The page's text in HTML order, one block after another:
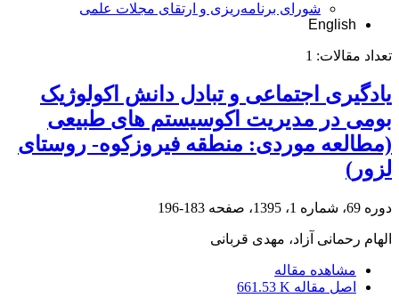
شورای برنامه‌ریزی و ارتقای مجلات علمی
English
تعداد مقالات: 1
یادگیری اجتماعی و تبادل دانش اکولوژیک
بومی در مدیریت اکوسیستم های طبیعی
(مطالعه موردی: منطقه فیروزکوه- روستای
لزور)
دوره 69، شماره 1، 1395، صفحه 183-196
الهام رحمانی آزاد، مهدی قربانی
مشاهده مقاله
اصل مقاله 661.53 K